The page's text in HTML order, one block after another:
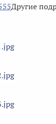
Другие